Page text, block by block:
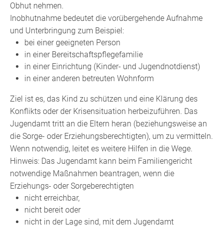
Obhut nehmen.
Inobhutnahme bedeutet die vorübergehende Aufnahme
und Unterbringung zum Beispiel:
bei einer geeigneten Person
in einer Bereitschaftspflegefamilie
in einer Einrichtung (Kinder- und Jugendnotdienst)
in einer anderen betreuten Wohnform
Ziel ist es, das Kind zu schützen und eine Klärung des
Konflikts oder der Krisensituation herbeizuführen. Das
Jugendamt tritt an die Eltern heran (beziehungsweise an
die Sorge- oder Erziehungsberechtigten), um zu vermitteln.
Wenn notwendig, leitet es weitere Hilfen in die Wege.
Hinweis: Das Jugendamt kann beim Familiengericht
notwendige Maßnahmen beantragen, wenn die
Erziehungs- oder Sorgeberechtigten
nicht erreichbar,
nicht bereit oder
nicht in der Lage sind, mit dem Jugendamt